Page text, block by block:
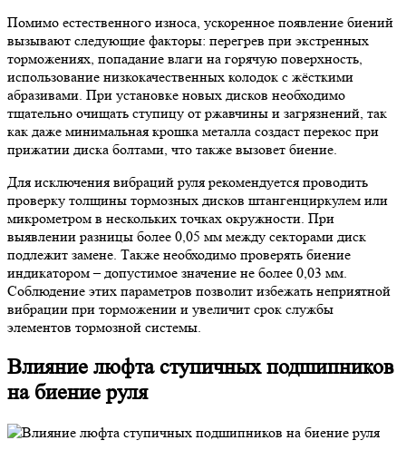
Помимо естественного износа, ускоренное появление биений
вызывают следующие факторы: перегрев при экстренных
торможениях, попадание влаги на горячую поверхность,
использование низкокачественных колодок с жёсткими
абразивами. При установке новых дисков необходимо
тщательно очищать ступицу от ржавчины и загрязнений, так
как даже минимальная крошка металла создаст перекос при
прижатии диска болтами, что также вызовет биение.
Для исключения вибраций руля рекомендуется проводить
проверку толщины тормозных дисков штангенциркулем или
микрометром в нескольких точках окружности. При
выявлении разницы более 0,05 мм между секторами диск
подлежит замене. Также необходимо проверять биение
индикатором – допустимое значение не более 0,03 мм.
Соблюдение этих параметров позволит избежать неприятной
вибрации при торможении и увеличит срок службы
элементов тормозной системы.
Влияние люфта ступичных подшипников
на биение руля